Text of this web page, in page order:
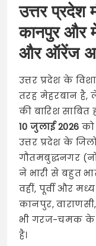
उत्तर प्रदेश
कानपुर और
और ऑरेंज
उत्तर प्रदेश के
तरह मेहरबान
की बारिश साबित
10 जुलाई 2026 को
उत्तर प्रदेश के
गौतमबुद्धनगर
ने भारी से बहुत
वहीं, पूर्वी और
कानपुर,
भी गरज-चमक के
है।